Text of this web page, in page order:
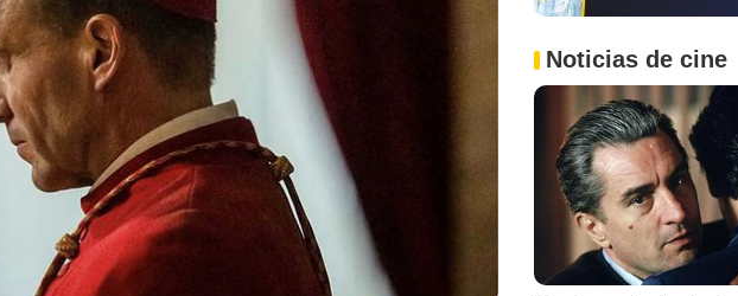
MYmovies
Noticias de cine